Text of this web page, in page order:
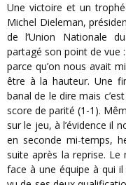
Une victoire et un trophée historique pour le club créé en 1964.
Michel Dieleman,
de l’Union Nationale
partagé son point de vue
parce qu’on nous avait
être à la hauteur. Une
banal de le dire mais
score de parité (1-1).
sur le jeu, à l’évidence il
en seconde mi-temps,
suite après la reprise. Le
face à une équipe à qui